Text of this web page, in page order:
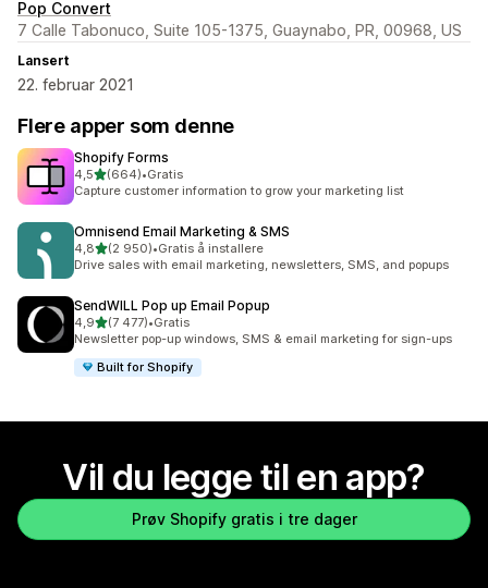
Pop Convert
7 Calle Tabonuco, Suite 105-1375, Guaynabo, PR, 00968, US
Lansert
22. februar 2021
Flere apper som denne
Shopify Forms
4,5av 5 stjerner
(664)
Totalt 664 omtaler
•Gratis
Capture customer information to grow your marketing list
Omnisend Email Marketing & SMS
4,8av 5 stjerner
(2 950)
Totalt 2950 omtaler
•Gratis å installere
Drive sales with email marketing, newsletters, SMS, and popups
SendWILL Pop up Email Popup
4,9av 5 stjerner
(7 477)
Totalt 7477 omtaler
•Gratis
Newsletter pop-up windows, SMS & email marketing for sign-ups
Built for Shopify
Vil du legge til en app?
Prøv Shopify gratis i tre dager